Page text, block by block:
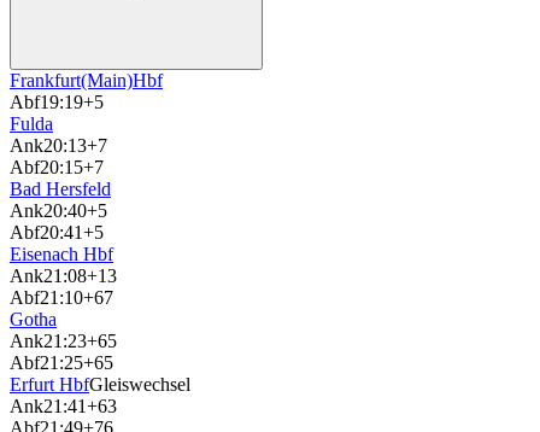
Frankfurt(Main)Hbf
Abf19:19+5
Fulda
Ank20:13+7
Abf20:15+7
Bad Hersfeld
Ank20:40+5
Abf20:41+5
Eisenach Hbf
Ank21:08+13
Abf21:10+67
Gotha
Ank21:23+65
Abf21:25+65
Erfurt HbfGleiswechsel
Ank21:41+63
Abf21:49+76